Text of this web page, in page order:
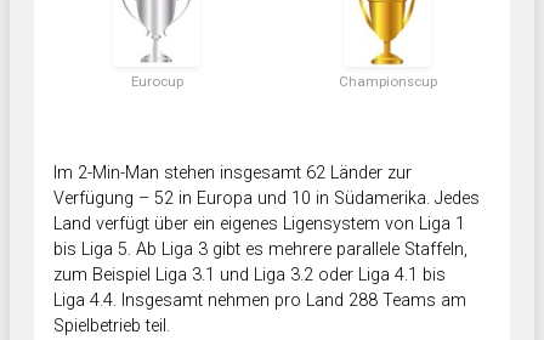
Eurocup Championscup
Im 2-Min-Man stehen insgesamt 62 Länder zur
Verfügung – 52 in Europa und 10 in Südamerika. Jedes
Land verfügt über ein eigenes Ligensystem von Liga 1
bis Liga 5. Ab Liga 3 gibt es mehrere parallele Staffeln,
zum Beispiel Liga 3.1 und Liga 3.2 oder Liga 4.1 bis
Liga 4.4. Insgesamt nehmen pro Land 288 Teams am
Spielbetrieb teil.